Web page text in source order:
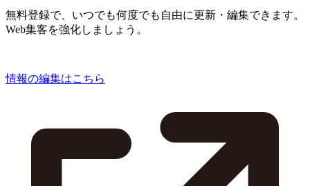
無料登録で、いつでも何度でも自由に更新・編集できます。
Web集客を強化しましょう。
情報の編集はこちら